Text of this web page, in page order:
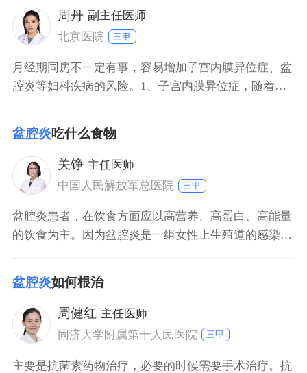
能单纯依据小肚子疼这一症状来判断盆腔炎。建议患者
去医院进行相
周丹 副主任医师
北京医院
三甲
月经期同房不一定有事，容易增加子宫内膜异位症、盆
腔炎等妇科疾病的风险。1、子宫内膜异位症，随着卵
如果在月经期同房容易导致脱落的子宫内膜，经血逆流
至盆腔，种植在盆腔腹膜上，引起病灶产生，逐渐形成
子宫内膜异位症，从而导致痛经、性交痛甚至增加不孕
的风险。2、
盆腔炎吃什么食物
关铮 主任医师
中国人民解放军总医院
三甲
盆腔炎患者，在饮食方面应以高营养、高蛋白、高能量
的饮食为主。因为盆腔炎是一组女性上生殖道的感染性
会有发烧、腹痛等症状，这时食欲可能会降低，消化功
能会受到影响。所以，患者应该选择高营养、高蛋白、
易消化的食物，可以保证能够获取足够的能量以及营
养，也可以在一定程度上来增强体力以及抗菌能力。
盆腔炎如何根治
周健红 主任医师
同济大学附属第十人民医院
三甲
主要是抗菌素药物治疗，必要的时候需要手术治疗。抗